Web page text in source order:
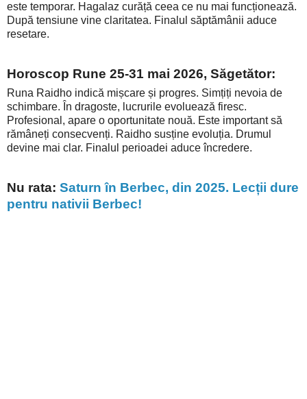
este temporar. Hagalaz curăță ceea ce nu mai funcționează.
După tensiune vine claritatea. Finalul săptămânii aduce
resetare.
Horoscop Rune 25-31 mai 2026, Săgetător:
Runa Raidho indică mișcare și progres. Simțiți nevoia de
schimbare. În dragoste, lucrurile evoluează firesc.
Profesional, apare o oportunitate nouă. Este important să
rămâneți consecvenți. Raidho susține evoluția. Drumul
devine mai clar. Finalul perioadei aduce încredere.
Nu rata: Saturn în Berbec, din 2025. Lecții dure
pentru nativii Berbec!